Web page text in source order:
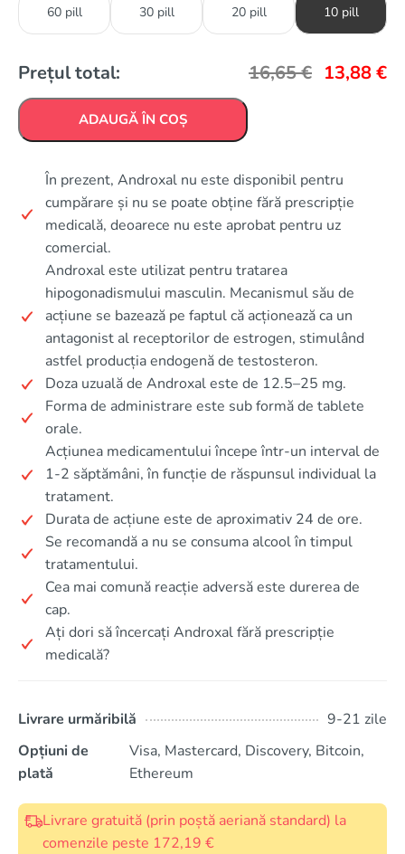
60 pill 30 pill 20 pill 10 pill
Prețul total: 16,65€ 13,88€
ADAUGĂ ÎN COȘ
În prezent, Androxal nu este disponibil pentru
cumpărare și nu se poate obține fără prescripție
medicală, deoarece nu este aprobat pentru uz
comercial.
Androxal este utilizat pentru tratarea
hipogonadismului masculin. Mecanismul său de
acțiune se bazează pe faptul că acționează ca un
antagonist al receptorilor de estrogen, stimulând
astfel producția endogenă de testosteron.
Doza uzuală de Androxal este de 12.5–25 mg.
Forma de administrare este sub formă de tablete
orale.
Acțiunea medicamentului începe într-un interval de
1-2 săptămâni, în funcție de răspunsul individual la
tratament.
Durata de acțiune este de aproximativ 24 de ore.
Se recomandă a nu se consuma alcool în timpul
tratamentului.
Cea mai comună reacție adversă este durerea de
cap.
Ați dori să încercați Androxal fără prescripție
medicală?
Livrare urmăribilă
9-21 zile
Opțiuni de
plată
Visa, Mastercard, Discovery, Bitcoin,
Ethereum
Livrare gratuită (prin poștă aeriană standard) la
comenzile peste 172,19 €